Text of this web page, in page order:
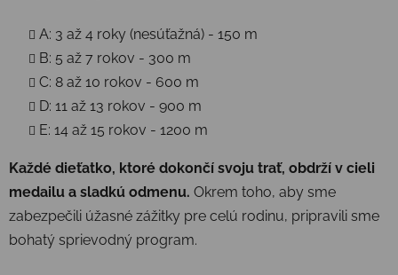
A: 3 až 4 roky (nesúťažná) - 150 m
B: 5 až 7 rokov - 300 m
C: 8 až 10 rokov - 600 m
D: 11 až 13 rokov - 900 m
E: 14 až 15 rokov - 1200 m
Každé dieťatko, ktoré dokončí svoju trať, obdrží v cieli
medailu a sladkú odmenu. Okrem toho, aby sme
zabezpečili úžasné zážitky pre celú rodinu, pripravili sme
bohatý sprievodný program.